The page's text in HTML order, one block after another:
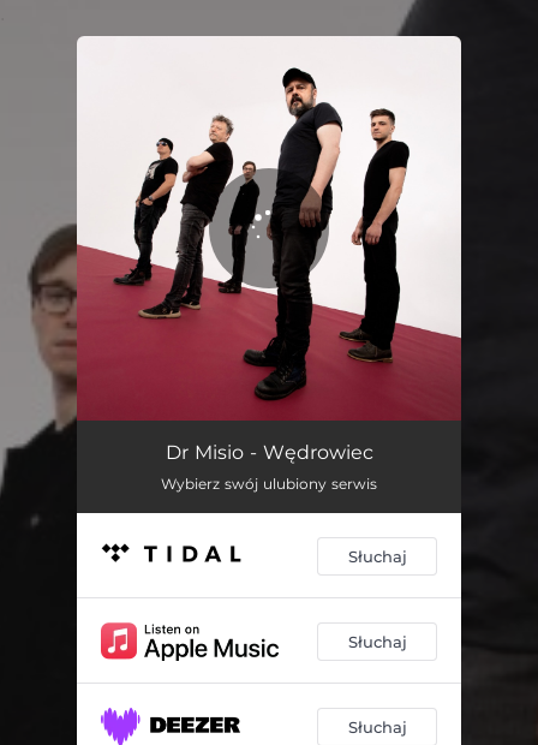
WędrowiecDr Misio - Wędrowiec
Wybierz swój ulubiony serwis
Słuchaj
Słuchaj
Słuchaj